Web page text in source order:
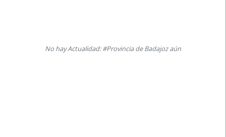
No hay Actualidad: #Provincia de Badajoz aún